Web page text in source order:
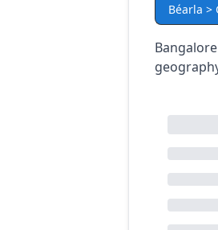
Béarla >
Bangalore